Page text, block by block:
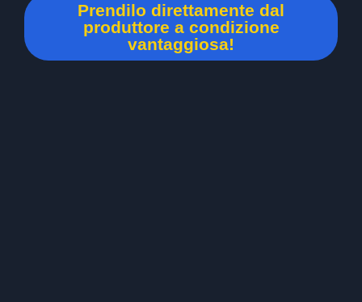
Prendilo direttamente dal
produttore a condizione
vantaggiosa!